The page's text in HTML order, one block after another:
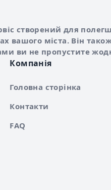
створений для
вашого міста. Він
ви не пропустите
Компанія
Головна сторінка
Контакти
FAQ